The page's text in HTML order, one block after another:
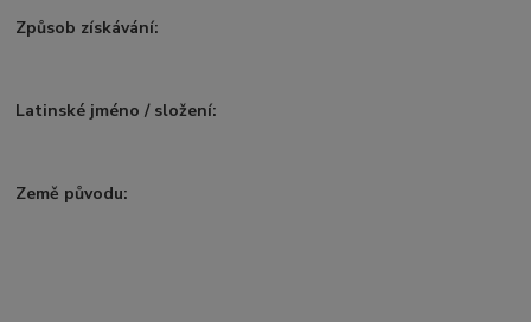
Způsob získávání:
Latinské jméno / složení:
Země původu: